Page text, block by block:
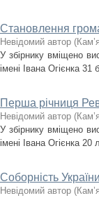
Становлення
Невідомий автор (
У збірнику вміщено
імені Івана Огієнка 31
Перша річниця
Невідомий автор (
У збірнику вміщено
імені Івана Огієнка 20
Соборність
Невідомий автор (